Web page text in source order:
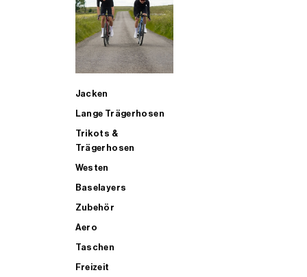
Jacken
Lange Trägerhosen
Trikots &
Trägerhosen
Westen
Baselayers
Zubehör
Aero
Taschen
Freizeit
ALLE TRIATHLONARTIKEL FÜR MÄNNER KAUFEN